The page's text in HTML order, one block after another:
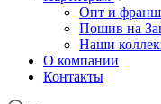
Опт и
Пошив на
Наши
О компании
Контакты